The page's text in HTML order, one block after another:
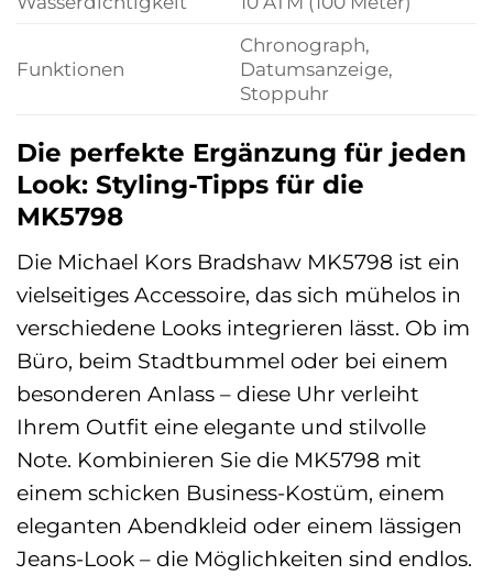
Funktionen
Chronograph,
Datumsanzeige,
Stoppuhr
Die perfekte Ergänzung für jeden
Look: Styling-Tipps für die
MK5798
Die Michael Kors Bradshaw MK5798 ist ein
vielseitiges Accessoire, das sich mühelos in
verschiedene Looks integrieren lässt. Ob im
Büro, beim Stadtbummel oder bei einem
besonderen Anlass – diese Uhr verleiht
Ihrem Outfit eine elegante und stilvolle
Note. Kombinieren Sie die MK5798 mit
einem schicken Business-Kostüm, einem
eleganten Abendkleid oder einem lässigen
Jeans-Look – die Möglichkeiten sind endlos.